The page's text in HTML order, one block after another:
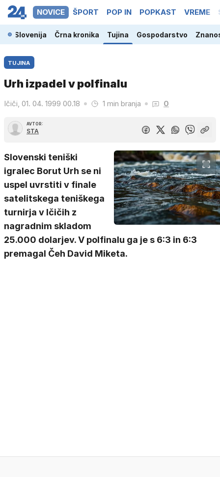
NOVICE ŠPORT POP IN POPKAST VREME
Slovenija Črna kronika Tujina Gospodarstvo
TUJINA
Urh izpadel v polfinalu
Ičiči, 01. 04. 1999 00.18 1 min branja 0
AVTOR:
STA
Slovenski teniški
igralec Borut Urh se ni
uspel uvrstiti v finale
satelitskega teniškega
turnirja v Ičičih z
nagradnim skladom
25.000 dolarjev. V polfinalu ga je s 6:3 in 6:3
premagal Čeh David Miketa.